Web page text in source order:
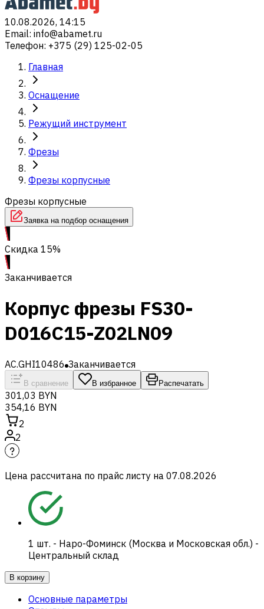
10.08.2026, 14:15
Email: info@abamet.ru
Телефон: +375 (29) 125-02-05
Главная
Оснащение
Режущий инструмент
Фрезы
Фрезы корпусные
Фрезы корпусные
Заявка на подбор оснащения
Скидка 15%
Заканчивается
Корпус фрезы FS30-
D016C15-Z02LN09
AC.GHI10486 Заканчивается
В сравнение В избранное Распечатать
301,03 BYN
354,16 BYN
2
2
Цена рассчитана по прайс листу на 07.08.2026
1 шт. - Наро-Фоминск (Москва и Московская обл.) -
Центральный склад
В корзину
Основные параметры